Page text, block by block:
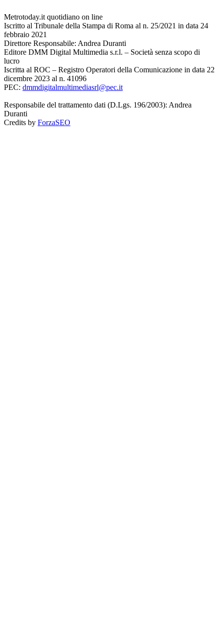
Metrotoday.it quotidiano on line
Iscritto al Tribunale della Stampa di Roma al n. 25/2021 in data 24
febbraio 2021
Direttore Responsabile: Andrea Duranti
Editore DMM Digital Multimedia s.r.l. – Società senza scopo di
lucro
Iscritta al ROC – Registro Operatori della Comunicazione in data 22
dicembre 2023 al n. 41096
PEC: dmmdigitalmultimediasrl@pec.it
Responsabile del trattamento dati (D.Lgs. 196/2003): Andrea
Duranti
Credits by ForzaSEO